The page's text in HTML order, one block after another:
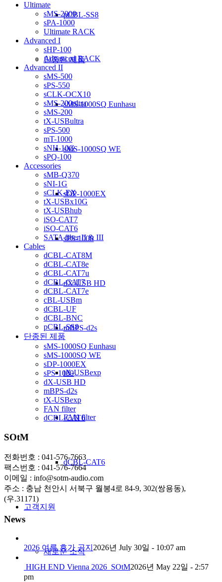
pCBL-SS8
단종된 제품
sMS-1000SQ Eunhasu
sMS-1000SQ WE
sDP-1000EX
sPS-1000
dX-USB HD
mBPS-d2s
tX-USBexp
FAN filter
dCBL-CAT6
고객지원
새로운 소식
Ultimate
sMS-2000
sPA-1000
Ultimate RACK
Advanced I
sHP-100
Advanced RACK
Advanced II
sMS-500
sPS-550
sCLK-OCX10
sMS-200ultra
sMS-200
tX-USBultra
sPS-500
mT-1000
sNH-10G
sPQ-100
Accessories
sMB-Q370
sNI-1G
sCLK-EX
tX-USBx10G
tX-USBhub
iSO-CAT7
iSO-CAT6
SATA filter II & III
Cables
dCBL-CAT8M
dCBL-CAT8e
dCBL-CAT7u
dCBL-CAT7
dCBL-CAT7e
cBL-USBm
dCBL-UF
dCBL-BNC
pCBL-SS8
단종된 제품
sMS-1000SQ Eunhasu
sMS-1000SQ WE
sDP-1000EX
sPS-1000
dX-USB HD
mBPS-d2s
tX-USBexp
FAN filter
dCBL-CAT6
SOtM
전화번호 : 041-576-7663
팩스번호 : 041-576-7664
이메일 : info@sotm-audio.com
주소 : 충남 천안시 서북구 월봉4로 84-9, 302(쌍용동),
(우.31171)
News
2026 여름 휴가 공지 2026년 July 30일 - 10:07 am
HIGH END Vienna 2026_SOtM2026년 May 22일 - 2:57
pm